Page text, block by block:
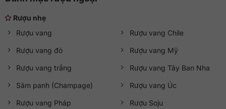
Rượu nhẹ
Rượu vang
Rượu vang đỏ
Rượu vang trắng
Sâm panh (Champage)
Rượu vang Pháp
Rượu vang Chile
Rượu vang Mỹ
Rượu vang Tây Ban Nha
Rượu vang Úc
Rượu Soju